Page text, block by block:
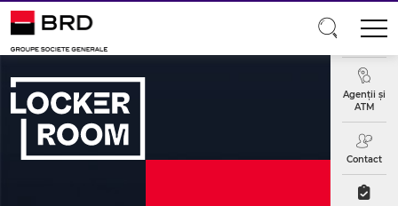
Sari la conținutul principal
Curs
Agenții și
ATM
Contact